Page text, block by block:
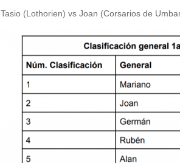
Tasio (Lothorien) vs Joan (Corsarios de